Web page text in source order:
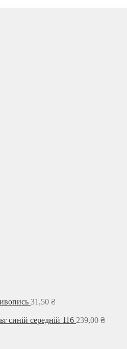
31,50 ₴
синій середній 116 239,00 ₴